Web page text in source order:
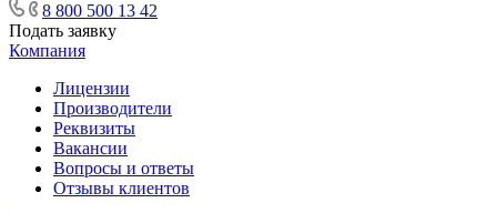
8 800 500 13 42
Подать заявку
Компания
Лицензии
Производители
Реквизиты
Вакансии
Вопросы и ответы
Отзывы клиентов